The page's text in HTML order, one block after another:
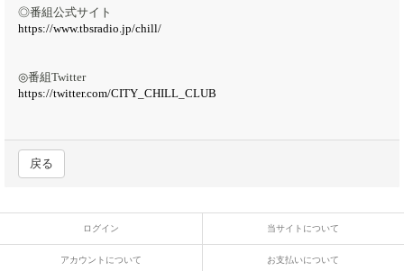
◎番組公式サイト
https://www.tbsradio.jp/chill/​
◎番組Twitter
https://twitter.com/CITY_CHILL_CLUB
戻る
ログイン 当サイトについて
アカウントについて お支払いについて